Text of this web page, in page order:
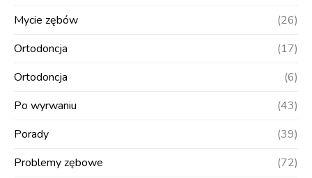
Mycie zębów
(26)
Ortodoncja
(17)
Ortodoncja
(6)
Po wyrwaniu
(43)
Porady
(39)
Problemy zębowe
(72)